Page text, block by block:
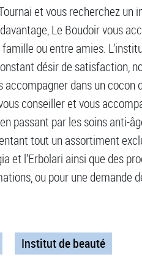
et vous recherchez un
Le Boudoir vous
famille ou entre amies.
désir de satisfaction,
accompagner dans un
conseiller et vous
passant par les soins anti-
tout un assortiment
et l’Erbolari ainsi que des
ou pour une demande
Institut de beauté